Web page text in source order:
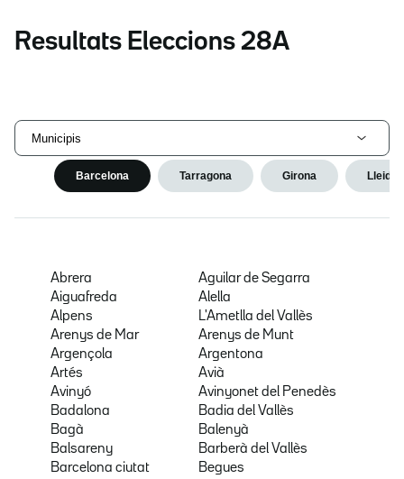
Resultats Eleccions 28A
Municipis
Barcelona Tarragona Girona Lleida
Abrera
Aguilar de Segarra
Aiguafreda
Alella
Alpens
L'Ametlla del Vallès
Arenys de Mar
Arenys de Munt
Argençola
Argentona
Artés
Avià
Avinyó
Avinyonet del Penedès
Badalona
Badia del Vallès
Bagà
Balenyà
Balsareny
Barberà del Vallès
Barcelona ciutat
Begues